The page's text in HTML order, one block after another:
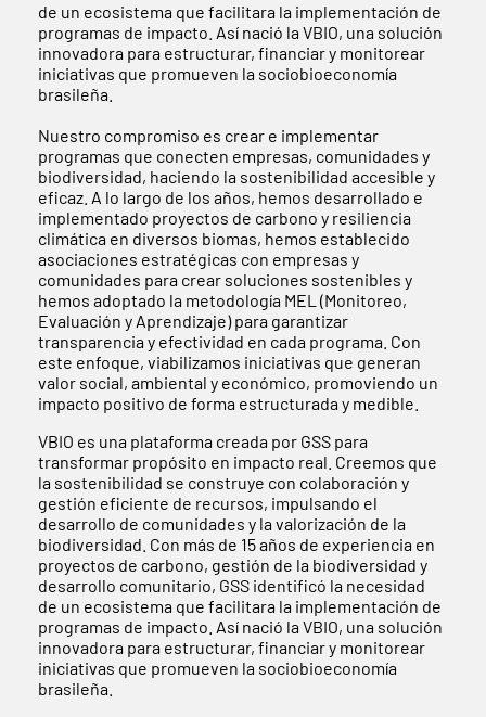
de un ecosistema que facilitara la implementación de
programas de impacto. Así nació la VBIO, una solución
innovadora para estructurar, financiar y monitorear
iniciativas que promueven la sociobioeconomía
brasileña.
Nuestro compromiso es crear e implementar
programas que conecten empresas, comunidades y
biodiversidad, haciendo la sostenibilidad accesible y
eficaz. A lo largo de los años, hemos desarrollado e
implementado proyectos de carbono y resiliencia
climática en diversos biomas, hemos establecido
asociaciones estratégicas con empresas y
comunidades para crear soluciones sostenibles y
hemos adoptado la metodología MEL (Monitoreo,
Evaluación y Aprendizaje) para garantizar
transparencia y efectividad en cada programa. Con
este enfoque, viabilizamos iniciativas que generan
valor social, ambiental y económico, promoviendo un
impacto positivo de forma estructurada y medible.
VBIO es una plataforma creada por GSS para
transformar propósito en impacto real. Creemos que
la sostenibilidad se construye con colaboración y
gestión eficiente de recursos, impulsando el
desarrollo de comunidades y la valorización de la
biodiversidad. Con más de 15 años de experiencia en
proyectos de carbono, gestión de la biodiversidad y
desarrollo comunitario, GSS identificó la necesidad
de un ecosistema que facilitara la implementación de
programas de impacto. Así nació la VBIO, una solución
innovadora para estructurar, financiar y monitorear
iniciativas que promueven la sociobioeconomía
brasileña.